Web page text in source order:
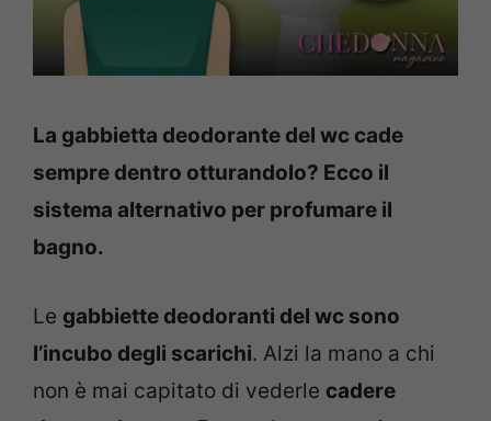
La gabbietta deodorante del wc cade
sempre dentro otturandolo? Ecco il
sistema alternativo per profumare il
bagno.
Le gabbiette deodoranti del wc sono
l’incubo degli scarichi. Alzi la mano a chi
non è mai capitato di vederle cadere